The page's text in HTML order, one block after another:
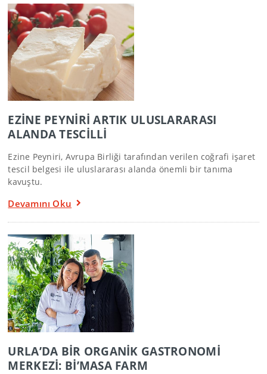
EZİNE PEYNİRİ ARTIK ULUSLARARASI
ALANDA TESCİLLİ
Ezine Peyniri, Avrupa Birliği tarafından verilen coğrafi işaret
tescil belgesi ile uluslararası alanda önemli bir tanıma
kavuştu.
Devamını Oku
URLA’DA BİR ORGANİK GASTRONOMİ
MERKEZİ: Bİ’MASA FARM